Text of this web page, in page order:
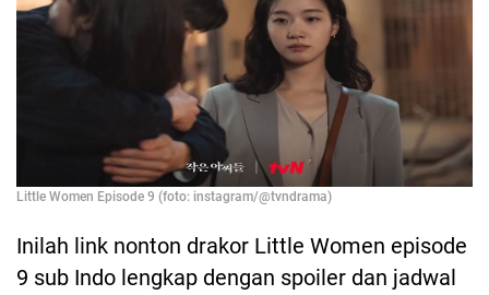
Little Women Episode 9 (foto: instagram/@tvndrama)
Inilah link nonton drakor Little Women episode
9 sub Indo lengkap dengan spoiler dan jadwal